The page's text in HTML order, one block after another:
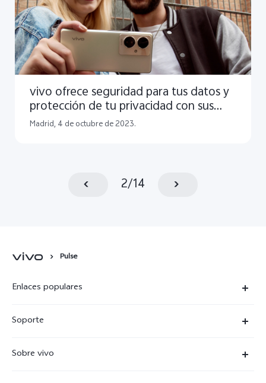
vivo ofrece seguridad para tus datos y
protección de tu privacidad con sus
dispositivos
Madrid, 4 de octubre de 2023.
2/14
Pulse
Enlaces populares
X300
Soporte
Sobre vivo